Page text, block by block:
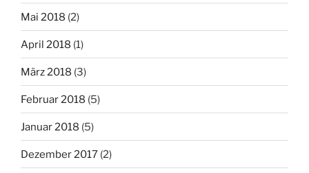
Mai 2018 (2)
April 2018 (1)
März 2018 (3)
Februar 2018 (5)
Januar 2018 (5)
Dezember 2017 (2)